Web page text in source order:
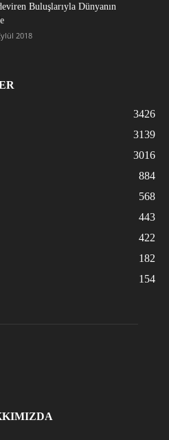
Buluşlarıyla Dünyanın
2018
3426
3139
3016
884
568
443
422
182
154